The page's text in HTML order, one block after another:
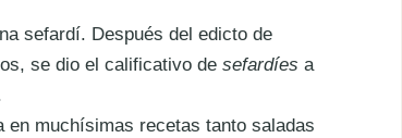
sefardí. Después del edicto de
se dio el calificativo de sefardíes a
en muchísimas recetas tanto saladas